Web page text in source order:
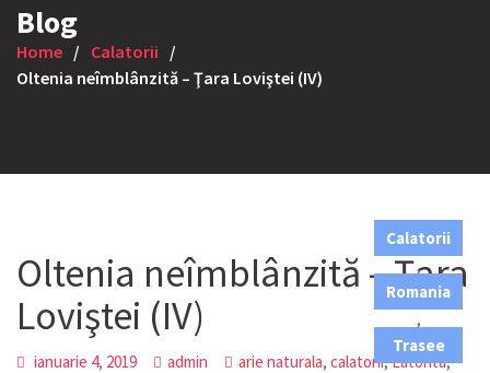
Blog
Home
Calatorii
Oltenia neîmblânzită – Ţara Loviştei (IV)
Calatorii
,
Romania
,
Trasee
Oltenia neîmblânzită – Ţara
Loviştei (IV)
ianuarie 4, 2019 admin arie naturala, calatorii,Latorita,